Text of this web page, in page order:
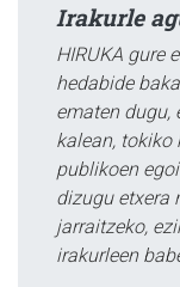
Irakurle
HIRUKA gure
hedabide
ematen dugu,
kalean, tokiko
publikoen
dizugu etxera
jarraitzeko,
irakurleen